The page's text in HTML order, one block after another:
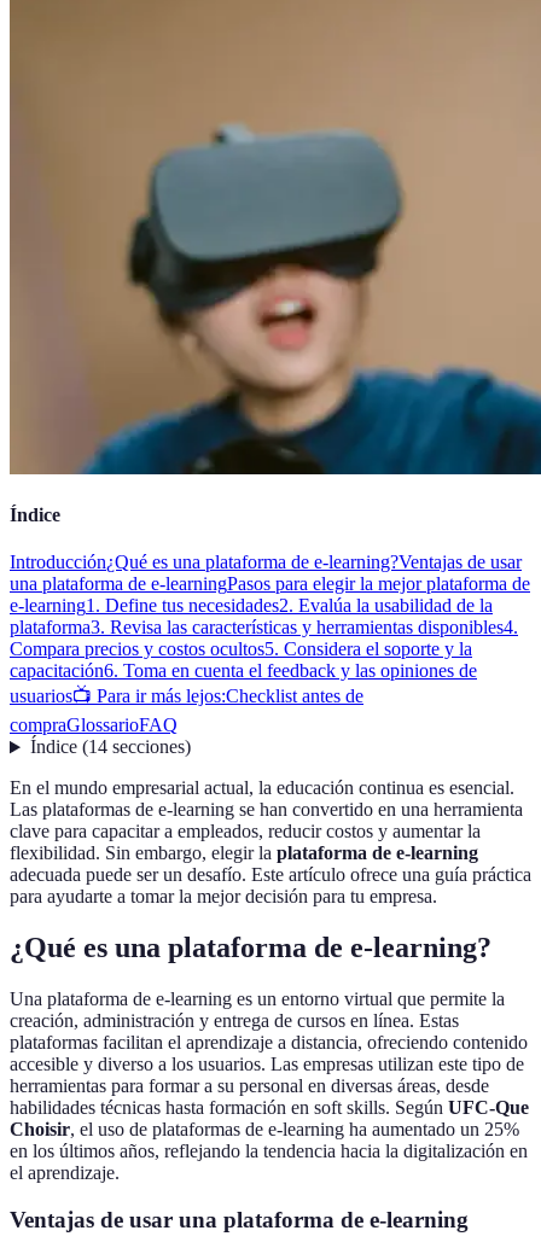
Índice
Introducción¿Qué es una plataforma de e-learning?Ventajas de usar
una plataforma de e-learningPasos para elegir la mejor plataforma de
e-learning1. Define tus necesidades2. Evalúa la usabilidad de la
plataforma3. Revisa las características y herramientas disponibles4.
Compara precios y costos ocultos5. Considera el soporte y la
capacitación6. Toma en cuenta el feedback y las opiniones de
usuarios📺 Para ir más lejos:Checklist antes de
compraGlossarioFAQ
Índice(14 secciones)
En el mundo empresarial actual, la educación continua es esencial.
Las plataformas de e-learning se han convertido en una herramienta
clave para capacitar a empleados, reducir costos y aumentar la
flexibilidad. Sin embargo, elegir la plataforma de e-learning
adecuada puede ser un desafío. Este artículo ofrece una guía práctica
para ayudarte a tomar la mejor decisión para tu empresa.
¿Qué es una plataforma de e-learning?
Una plataforma de e-learning es un entorno virtual que permite la
creación, administración y entrega de cursos en línea. Estas
plataformas facilitan el aprendizaje a distancia, ofreciendo contenido
accesible y diverso a los usuarios. Las empresas utilizan este tipo de
herramientas para formar a su personal en diversas áreas, desde
habilidades técnicas hasta formación en soft skills. Según UFC-Que
Choisir, el uso de plataformas de e-learning ha aumentado un 25%
en los últimos años, reflejando la tendencia hacia la digitalización en
el aprendizaje.
Ventajas de usar una plataforma de e-learning